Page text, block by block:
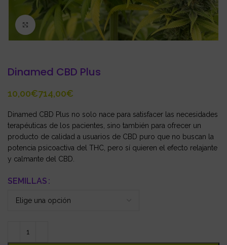
Click to enlarge
Dinamed CBD Plus
€ €
Dinamed CBD Plus no solo nace para satisfacer las necesidades
terapéuticas de los pacientes, sino también para ofrecer un
producto de calidad a usuarios de CBD puro que no buscan la
potencia psicoactiva del THC, pero sí quieren el efecto relajante
y calmante del CBD.
SEMILLAS